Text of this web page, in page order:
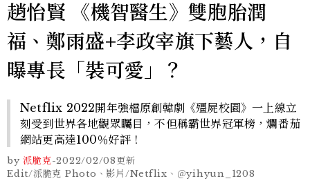
趙怡賢 《機智醫生》雙胞胎潤
福、鄭雨盛+李政宰旗下藝人，自
曝專長「裝可愛」？
Netflix 2022開年強檔原創韓劇《殭屍校園》一上線立
刻受到世界各地觀眾矚目，不但稱霸世界冠軍榜，爛番茄
網站更高達100％好評！
by 派脆克-2022/02/08更新
Edit/派脆克 Photo、影片/Netflix、＠yihyun_1208